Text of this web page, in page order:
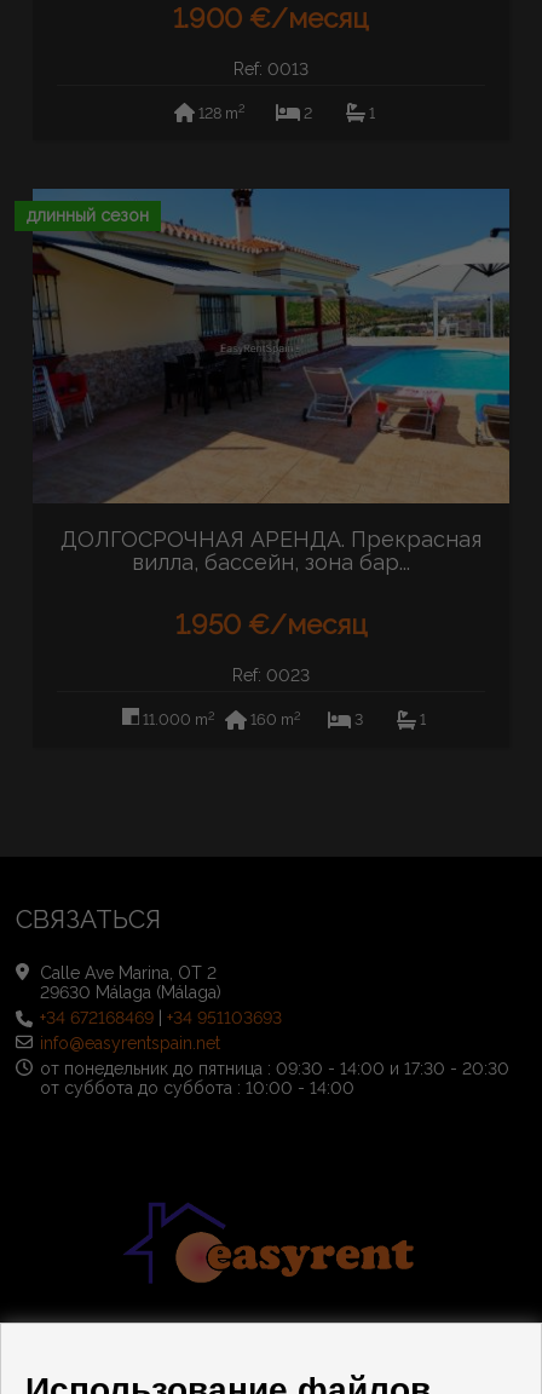
1.900 €/месяц
Ref: 0013
128 m2 2 1
длинный сезон
ДОЛГОСРОЧНАЯ АРЕНДА. Прекрасная
вилла, бассейн, зона бар...
1.950 €/месяц
Ref: 0023
11.000 m2 160 m2 3 1
СВЯЗАТЬСЯ
Calle Ave Marina, OT 2
29630 Málaga (Málaga)
+34 672168469 |+34 951103693
info@easyrentspain.net
от понедельник до пятница : 09:30 - 14:00 и 17:30 - 20:30
от суббота до суббота : 10:00 - 14:00